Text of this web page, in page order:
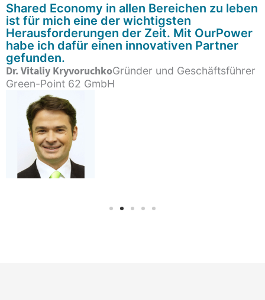
Shared Economy in allen Bereichen zu leben
ist für mich eine der wichtigsten
Herausforderungen der Zeit. Mit OurPower
habe ich dafür einen innovativen Partner
gefunden.
Dr. Vitaliy KryvoruchkoGründer und Geschäftsführer
Green-Point 62 GmbH